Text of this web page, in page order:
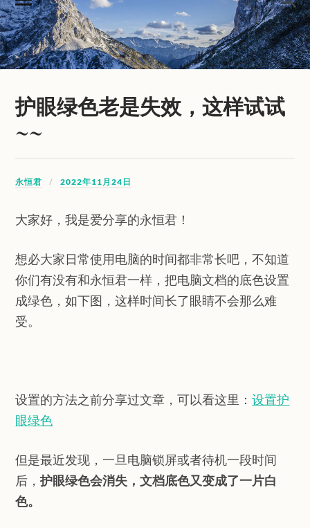
护眼绿色老是失效，这样试试
~~
永恒君 2022年11月24日
大家好，我是爱分享的永恒君！
想必大家日常使用电脑的时间都非常长吧，不知道
你们有没有和永恒君一样，把电脑文档的底色设置
成绿色，如下图，这样时间长了眼睛不会那么难
受。
设置的方法之前分享过文章，可以看这里：设置护
眼绿色
但是最近发现，一旦电脑锁屏或者待机一段时间
后，护眼绿色会消失，文档底色又变成了一片白
色。